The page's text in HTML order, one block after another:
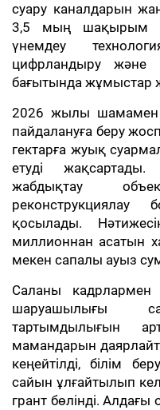
суару каналдарын
3,5 мың шақырым
үнемдеу
цифрландыру және
бағытында жұмыстар
2026 жылы
пайдалануға беру
гектарға жуық
етуді
жабдықтау
қосылады.
миллионнан асатын
мекен сапалы ауыз
Саланы
шаруашылығы
тартымдылығын
мамандарын
кеңейтілді, білім
сайын ұлғайтылып
грант бөлінді.